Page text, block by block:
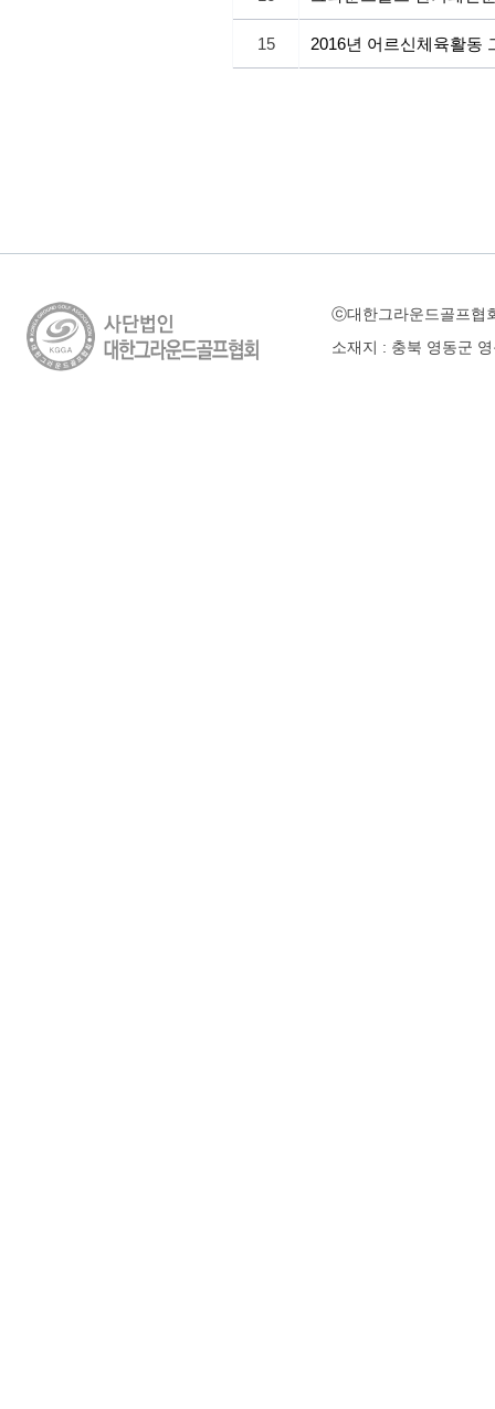
15 2016년 어르신체육활동
ⓒ대한그라운드골프협
소재지 : 충북 영동군